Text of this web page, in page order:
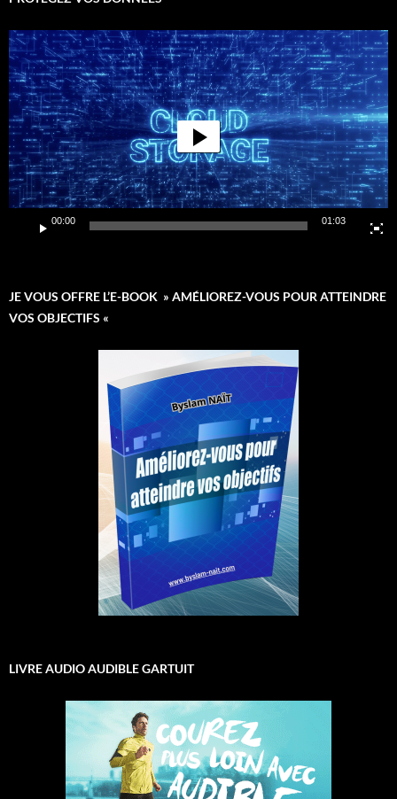
Lecteur
vidéo
00:00 01:03
JE VOUS OFFRE L’E-BOOK » AMÉLIOREZ-VOUS POUR ATTEINDRE
VOS OBJECTIFS «
LIVRE AUDIO AUDIBLE GARTUIT